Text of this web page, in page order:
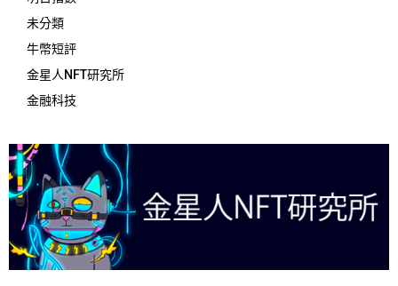
未分類
牛幣短評
金星人NFT研究所
金融科技